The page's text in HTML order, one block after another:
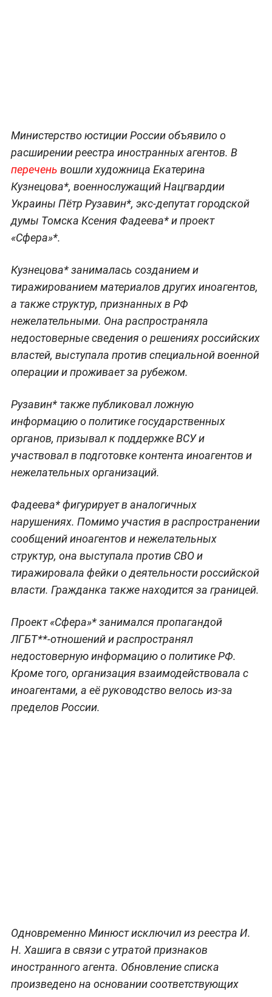
Министерство юстиции России объявило о
расширении реестра иностранных агентов. В
перечень вошли художница Екатерина
Кузнецова*, военнослужащий Нацгвардии
Украины Пётр Рузавин*, экс-депутат городской
думы Томска Ксения Фадеева* и проект
«Сфера»*.
Кузнецова* занималась созданием и
тиражированием материалов других иноагентов,
а также структур, признанных в РФ
нежелательными. Она распространяла
недостоверные сведения о решениях российских
властей, выступала против специальной военной
операции и проживает за рубежом.
Рузавин* также публиковал ложную
информацию о политике государственных
органов, призывал к поддержке ВСУ и
участвовал в подготовке контента иноагентов и
нежелательных организаций.
Фадеева* фигурирует в аналогичных
нарушениях. Помимо участия в распространении
сообщений иноагентов и нежелательных
структур, она выступала против СВО и
тиражировала фейки о деятельности российской
власти. Гражданка также находится за границей.
Проект «Сфера»* занимался пропагандой
ЛГБТ**-отношений и распространял
недостоверную информацию о политике РФ.
Кроме того, организация взаимодействовала с
иноагентами, а её руководство велось из-за
пределов России.
Одновременно Минюст исключил из реестра И.
Н. Хашига в связи с утратой признаков
иностранного агента. Обновление списка
произведено на основании соответствующих